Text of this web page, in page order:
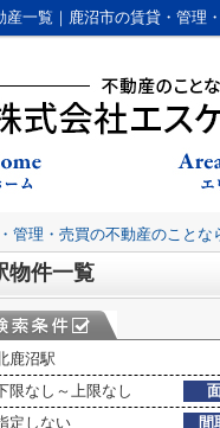
産一覧｜鹿沼市の賃貸・管理
管理・売買の不動産のことな
物件一覧
鹿沼駅
限なし～上限なし
定しない 間